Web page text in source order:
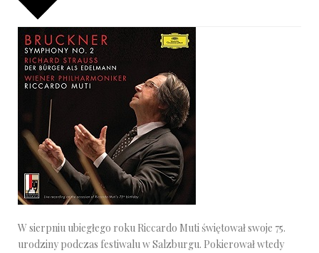
W sierpniu ubiegłego roku Riccardo Muti świętował swoje 75.
urodziny podczas festiwalu w Salzburgu. Pokierował wtedy